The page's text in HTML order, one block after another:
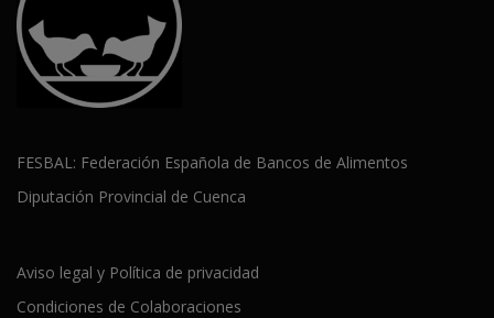
FESBAL: Federación Española de Bancos de Alimentos
Diputación Provincial de Cuenca
Aviso legal y Política de privacidad
Condiciones de Colaboraciones